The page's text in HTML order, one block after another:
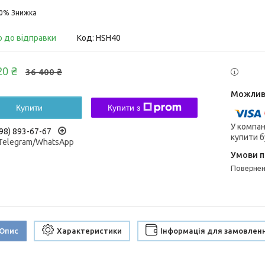
до відправки Код: HSH40
36 400 ₴
₴
Купити Купити з
893-67-67
WhatsApp
У
купити
Характеристики Інформація для